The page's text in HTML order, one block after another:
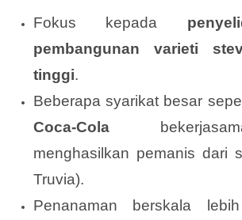
Fokus kepada
pembangunan varieti
tinggi.
Beberapa syarikat besar
Coca-Cola
menghasilkan pemanis dari
Truvia).
Penanaman berskala